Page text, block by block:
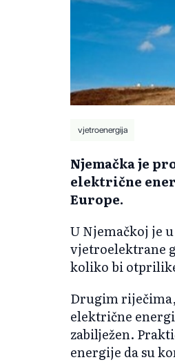
vjetroenergija
Njemačka je
električne
Europe.
U Njemačkoj je
vjetroelektrane
koliko bi
Drugim
električne
zabilježen.
energije da su